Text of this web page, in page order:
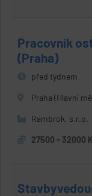
Pracovník
(Praha)
před týdnem
Praha (Hlavní
Rambrok, s.r.o.
27500 - 32000